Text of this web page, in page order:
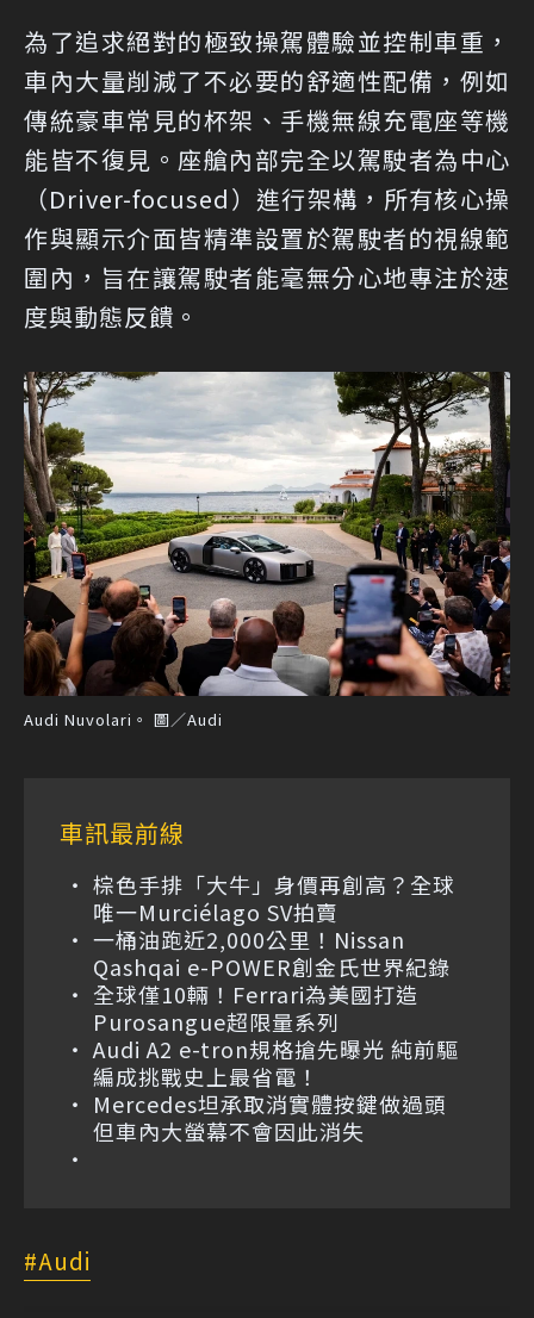
為了追求絕對的極致操駕體驗並控制車重，
車內大量削減了不必要的舒適性配備，例如
傳統豪車常見的杯架、手機無線充電座等機
能皆不復見。座艙內部完全以駕駛者為中心
（Driver-focused）進行架構，所有核心操
作與顯示介面皆精準設置於駕駛者的視線範
圍內，旨在讓駕駛者能毫無分心地專注於速
度與動態反饋。
Audi Nuvolari。 圖／Audi
車訊最前線
棕色手排「大牛」身價再創高？全球
唯一Murciélago SV拍賣
一桶油跑近2,000公里！Nissan
Qashqai e-POWER創金氏世界紀錄
全球僅10輛！Ferrari為美國打造
Purosangue超限量系列
Audi A2 e-tron規格搶先曝光 純前驅
編成挑戰史上最省電！
Mercedes坦承取消實體按鍵做過頭
但車內大螢幕不會因此消失
Audi